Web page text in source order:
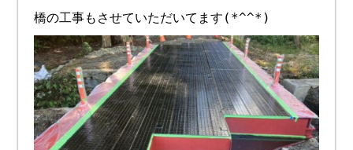
橋の工事もさせていただいてます(*^^*)